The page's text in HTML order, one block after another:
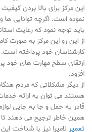
این مرکز برای بالا بردن
نموده است. اگرچه توانایی ها
باید توجه نمود که رعایت
از این رو این مرکز به صورت
کارشناسان خود پرداخته
ارتقای سطح مهارت های خود
افزود.
از دیگر مشکلاتی که مردم
هستند می توان به ارائه
قادر به حمل و جا به جایی
همین خاطر ترجیح می دهند
تعمیر لامیرا نیز با شناخت